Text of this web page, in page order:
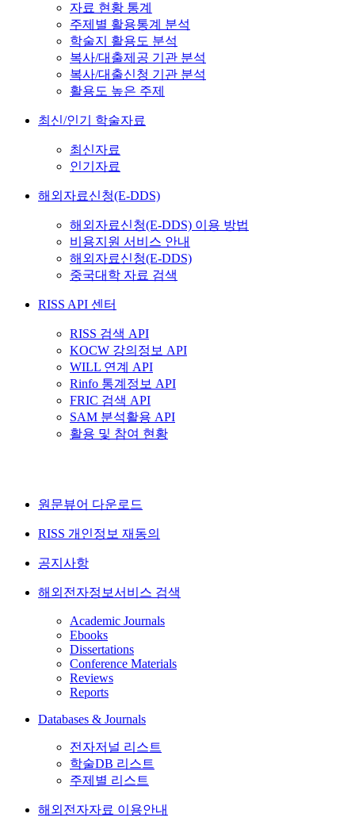
자료 현황 통계
주제별 활용통계 분석
학술지 활용도 분석
복사/대출제공 기관 분석
복사/대출신청 기관 분석
활용도 높은 주제
최신/인기 학술자료
최신자료
인기자료
해외자료신청(E-DDS)
해외자료신청(E-DDS) 이용 방법
비용지원 서비스 안내
해외자료신청(E-DDS)
중국대학 자료 검색
RISS API 센터
RISS 검색 API
KOCW 강의정보 API
WILL 연계 API
Rinfo 통계정보 API
FRIC 검색 API
SAM 분석활용 API
활용 및 참여 현황
원문뷰어 다운로드
RISS 개인정보 재동의
공지사항
해외전자정보서비스 검색
Academic Journals
Ebooks
Dissertations
Conference Materials
Reviews
Reports
Databases & Journals
전자저널 리스트
학술DB 리스트
주제별 리스트
해외전자자료 이용안내